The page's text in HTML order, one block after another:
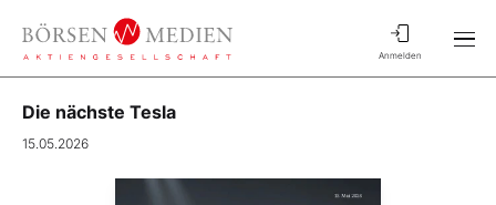
Anmelden
Die nächste Tesla
15.05.2026